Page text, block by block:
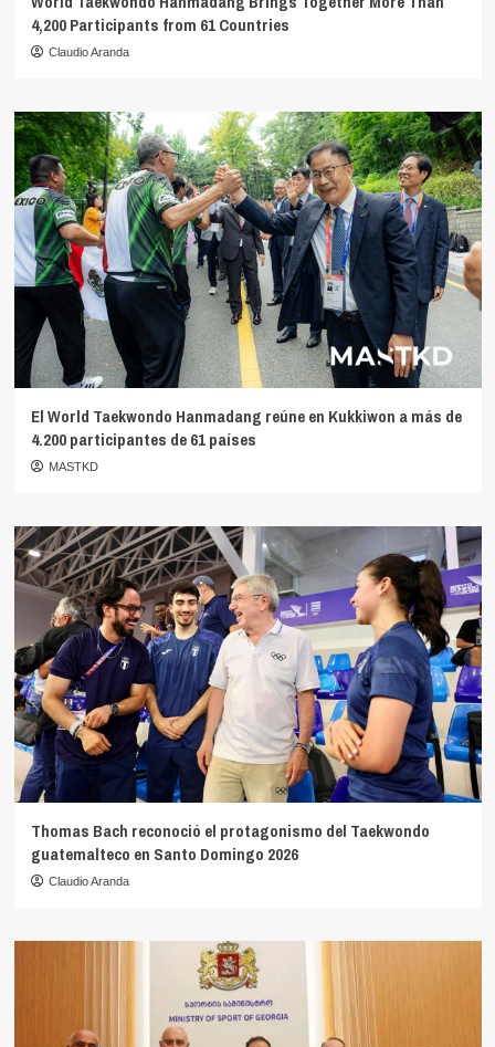
4,200 Participants from 61 Countries
Claudio Aranda
El World Taekwondo Hanmadang reúne en Kukkiwon a más de
4.200 participantes de 61 países
MASTKD
Thomas Bach reconoció el protagonismo del Taekwondo
guatemalteco en Santo Domingo 2026
Claudio Aranda